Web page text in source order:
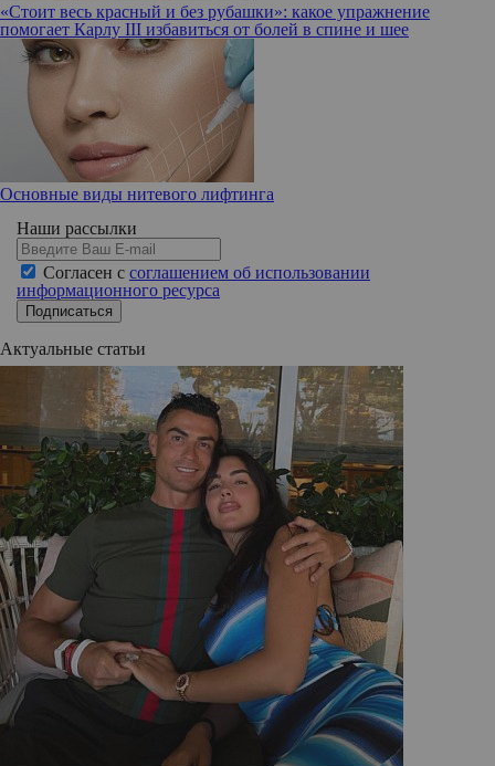
«Стоит весь красный и без рубашки»: какое упражнение
помогает Карлу III избавиться от болей в спине и шее
Основные виды нитевого лифтинга
Наши рассылки
Согласен с соглашением об использовании
информационного ресурса
Подписаться
Актуальные статьи